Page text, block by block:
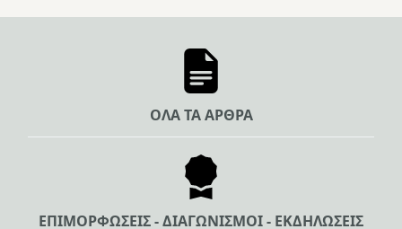
ΟΛΑ ΤΑ ΑΡΘΡΑ
ΕΠΙΜΟΡΦΩΣΕΙΣ - ΔΙΑΓΩΝΙΣΜΟΙ - ΕΚΔΗΛΩΣΕΙΣ